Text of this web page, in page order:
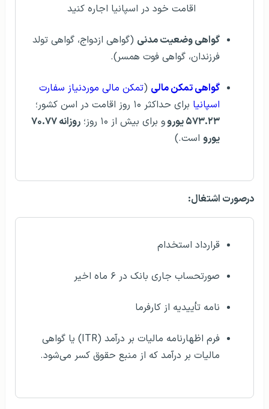
اقامت خود در اسپانیا اجاره کنید
گواهی وضعیت مدنی (گواهی ازدواج، گواهی تولد
فرزندان، گواهی فوت همسر).
گواهی تمکن مالی (تمکن مالی موردنیاز سفارت
اسپانیا برای حداکثر ۱۰ روز اقامت در اسن کشور؛
۵۷۳.۲۳ یورو
و برای بیش از ۱۰ روز؛
روزانه ۷۰.۷۷
یورو است.)
درصورت اشتغال:
قرارداد استخدام
صورتحساب جاری بانک در ۶ ماه اخیر
نامه تأییدیه از کارفرما
فرم اظهارنامه مالیات بر درآمد (ITR) یا گواهی
مالیات بر درآمد که از منبع حقوق کسر می‌شود.